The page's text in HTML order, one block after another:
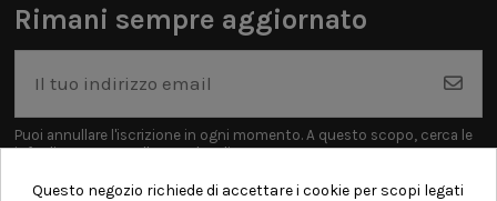
Rimani sempre aggiornato
Puoi annullare l'iscrizione in ogni momento. A questo scopo, cerca le
info di contatto nelle note legali.
Questo negozio richiede di accettare i cookie per scopi legati